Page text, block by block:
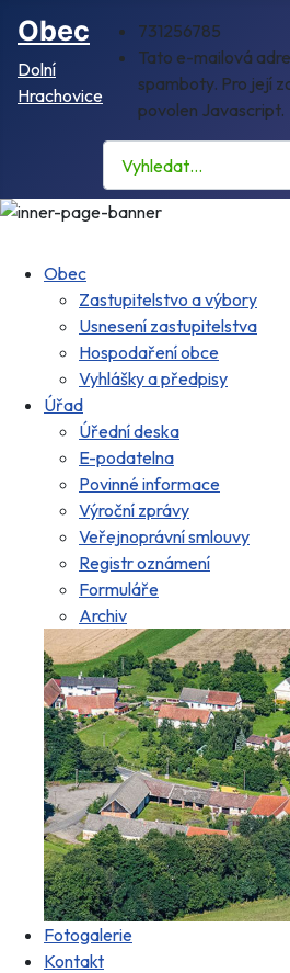
Obec
Dolní
Hrachovice
731256785
Tato e-mailová
spamboty. Pro její
povolen Javascript.
Obec
Zastupitelstvo a výbory
Usnesení zastupitelstva
Hospodaření obce
Vyhlášky a předpisy
Úřad
Úřední deska
E-podatelna
Povinné informace
Výroční zprávy
Veřejnoprávní smlouvy
Registr oznámení
Formuláře
Archiv
Fotogalerie
Kontakt